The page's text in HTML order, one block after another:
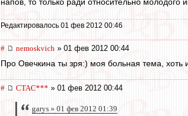
напов, то только ради относительно молодого
Редактировалось 01 фев 2012 00:46
# nemoskvich » 01 фев 2012 00:44
Про Овечкина ты зря:) моя больная тема, хоть
# CTAC*** » 01 фев 2012 00:44
garys » 01 фев 2012 01:39